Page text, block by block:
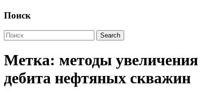
Поиск
Метка: методы увеличения
дебита нефтяных скважин